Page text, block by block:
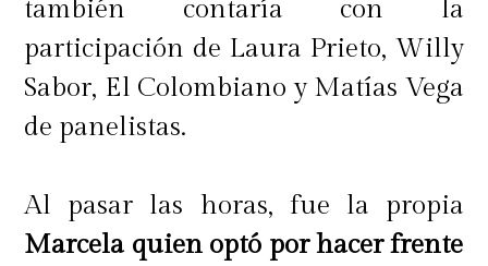
también contaría con la
participación de Laura Prieto, Willy
Sabor, El Colombiano y Matías Vega
de panelistas.
Al pasar las horas, fue la propia
Marcela quien optó por hacer frente